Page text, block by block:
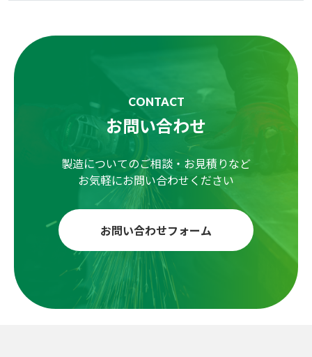
CONTACT
お問い合わせ
製造についてのご相談・お見積りなど
お気軽にお問い合わせください
お問い合わせフォーム